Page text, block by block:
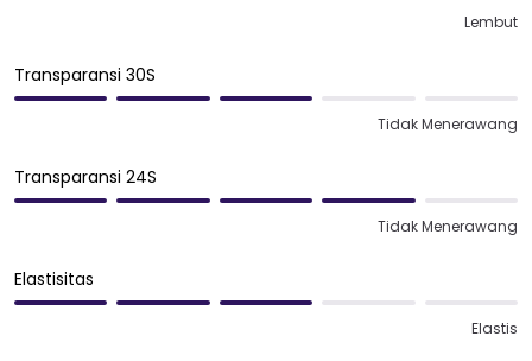
Lembut
Transparansi 30S
Tidak Menerawang
Transparansi 24S
Tidak Menerawang
Elastisitas
Elastis